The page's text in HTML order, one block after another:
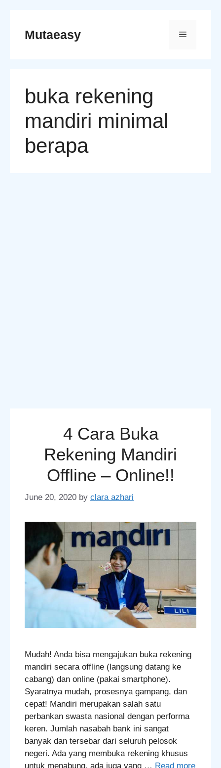
contentMutaeasy Menu
buka rekening
mandiri minimal
berapa
4 Cara Buka
Rekening Mandiri
Offline – Online!!
June 20, 2020 by clara azhari
Mudah! Anda bisa mengajukan buka rekening
mandiri secara offline (langsung datang ke
cabang) dan online (pakai smartphone).
Syaratnya mudah, prosesnya gampang, dan
cepat! Mandiri merupakan salah satu
perbankan swasta nasional dengan performa
keren. Jumlah nasabah bank ini sangat
banyak dan tersebar dari seluruh pelosok
negeri. Ada yang membuka rekening khusus
untuk menabung, ada juga yang … Read more